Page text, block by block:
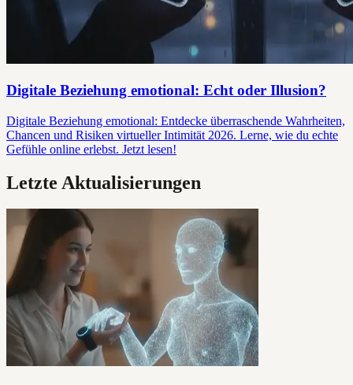
Digitale Beziehung emotional: Echt oder Illusion?
Digitale Beziehung emotional: Entdecke überraschende Wahrheiten,
Chancen und Risiken virtueller Intimität 2026. Lerne, wie du echte
Gefühle online erlebst. Jetzt lesen!
Letzte Aktualisierungen